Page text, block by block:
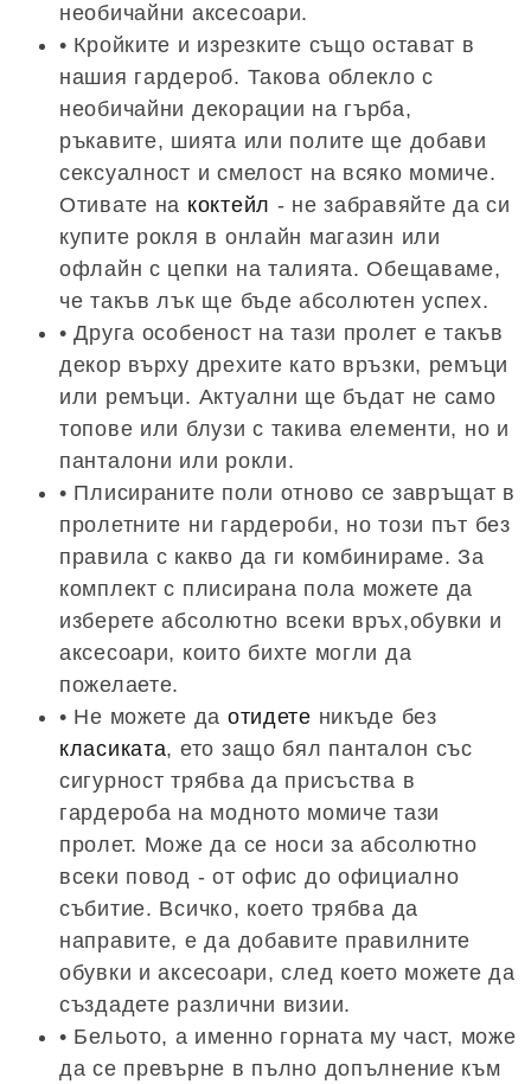
необичайни аксесоари.
• Кройките и изрезките също остават в
нашия гардероб. Такова облекло с
необичайни декорации на гърба,
ръкавите, шията или полите ще добави
сексуалност и смелост на всяко момиче.
Отивате на коктейл - не забравяйте да си
купите рокля в онлайн магазин или
офлайн с цепки на талията. Обещаваме,
че такъв лък ще бъде абсолютен успех.
• Друга особеност на тази пролет е такъв
декор върху дрехите като връзки, ремъци
или ремъци. Актуални ще бъдат не само
топове или блузи с такива елементи, но и
панталони или рокли.
• Плисираните поли отново се завръщат в
пролетните ни гардероби, но този път без
правила с какво да ги комбинираме. За
комплект с плисирана пола можете да
изберете абсолютно всеки връх,обувки и
аксесоари, които бихте могли да
пожелаете.
• Не можете да отидете никъде без
класиката, ето защо бял панталон със
сигурност трябва да присъства в
гардероба на модното момиче тази
пролет. Може да се носи за абсолютно
всеки повод - от офис до официално
събитие. Всичко, което трябва да
направите, е да добавите правилните
обувки и аксесоари, след което можете да
създадете различни визии.
• Бельото, а именно горната му част, може
да се превърне в пълно допълнение към